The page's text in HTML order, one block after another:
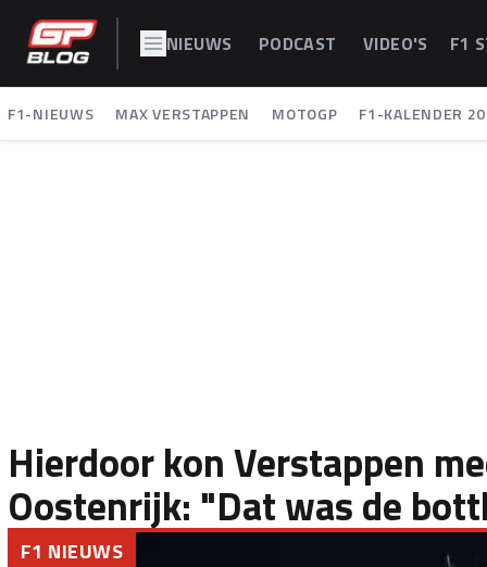
NIEUWS PODCAST VIDEO'S F1
F1-NIEUWS MAX VERSTAPPEN MOTOGP F1-KALENDER
Hierdoor kon Verstappen
Oostenrijk: "Dat was de
F1 NIEUWS